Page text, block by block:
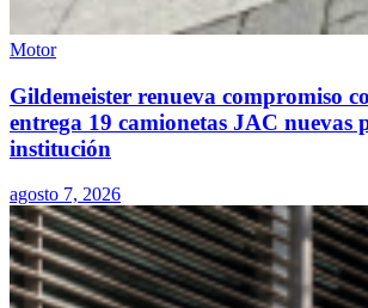
Motor
Gildemeister renueva compromiso
entrega 19 camionetas JAC nuevas
institución
agosto 7, 2026